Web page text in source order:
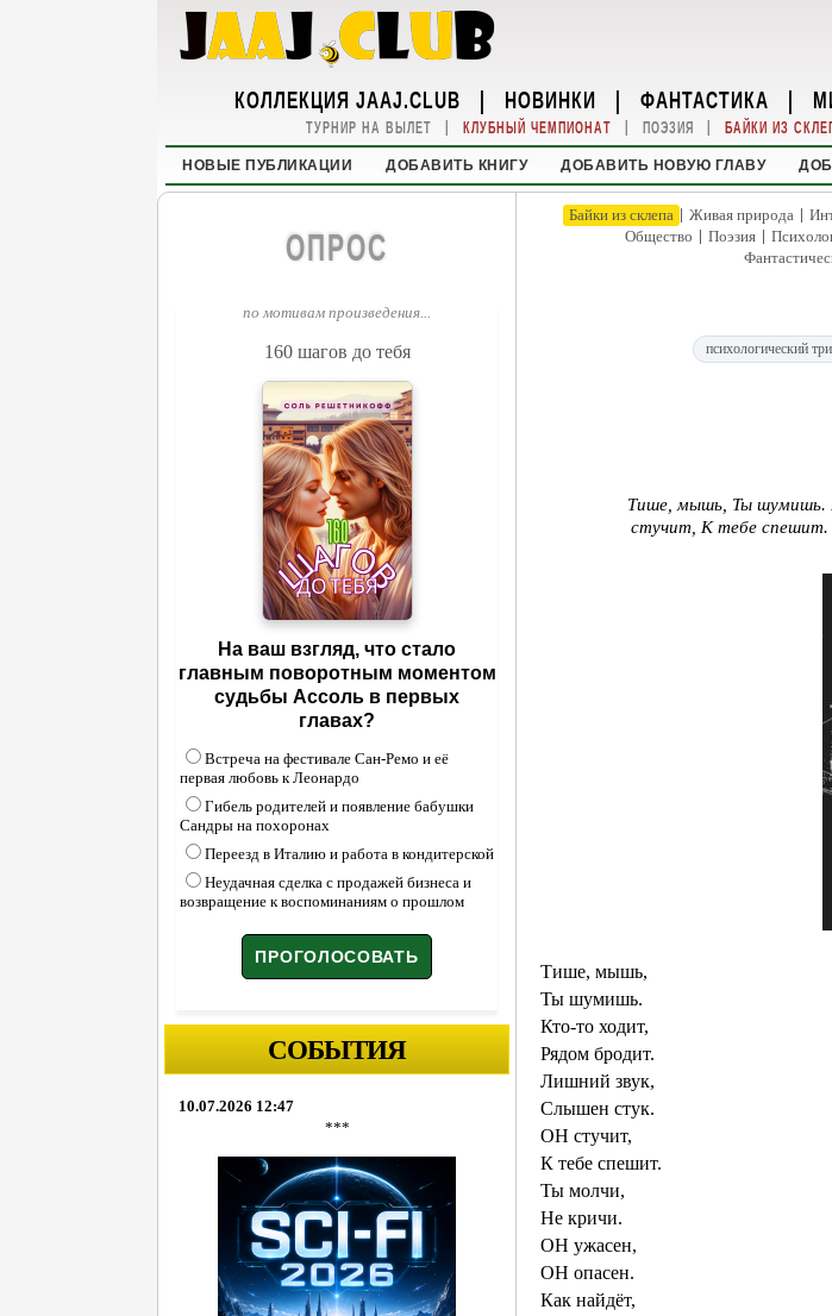
КОЛЛЕКЦИЯ JAAJ.CLUB | НОВИНКИ | ФАНТАСТИКА |
ТУРНИР НА ВЫЛЕТ | КЛУБНЫЙ ЧЕМПИОНАТ | ПОЭЗИЯ | БАЙКИ ИЗ
НОВЫЕ ПУБЛИКАЦИИ ДОБАВИТЬ КНИГУ ДОБАВИТЬ НОВУЮ ГЛАВУ
ОПРОС
по мотивам произведения...
160 шагов до тебя
На ваш взгляд, что стало
главным поворотным моментом
судьбы Ассоль в первых
главах?
Встреча на фестивале Сан-Ремо и её
первая любовь к Леонардо
Гибель родителей и появление бабушки
Сандры на похоронах
Переезд в Италию и работа в кондитерской
Неудачная сделка с продажей бизнеса и
возвращение к воспоминаниям о прошлом
СОБЫТИЯ
10.07.2026 12:47
***
Байки из склепа | Живая природа |
Общество | Поэзия |
психологический
Тише, мышь, Ты шумишь.
стучит, К тебе спешит.
Тише, мышь,
Ты шумишь.
Кто-то ходит,
Рядом бродит.
Лишний звук,
Слышен стук.
ОН стучит,
К тебе спешит.
Ты молчи,
Не кричи.
ОН ужасен,
ОН опасен.
Как найдёт,